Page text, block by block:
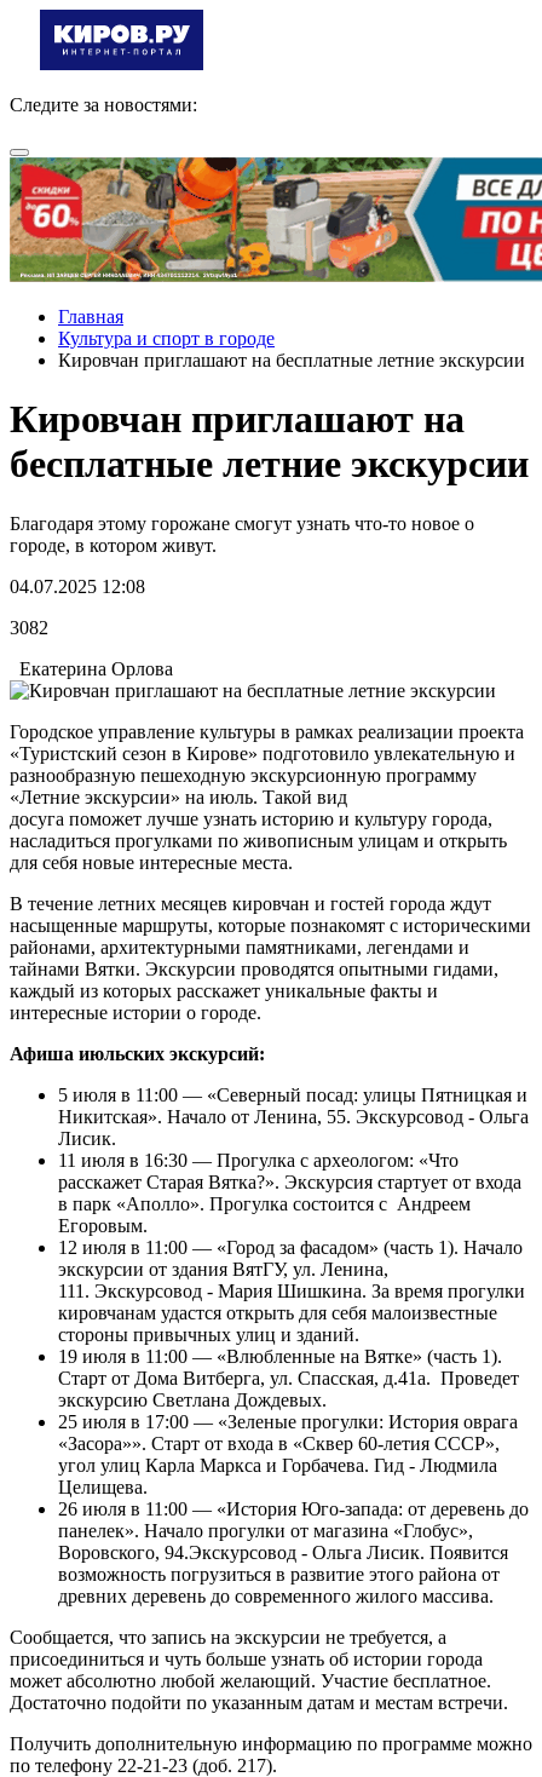
Следите за новостями:
Главная
Культура и спорт в городе
Кировчан приглашают на бесплатные летние экскурсии
Кировчан приглашают на
бесплатные летние экскурсии
Благодаря этому горожане смогут узнать что-то новое о
городе, в котором живут.
04.07.2025 12:08
3082
Екатерина Орлова
Городское управление культуры в рамках реализации проекта
«Туристский сезон в Кирове» подготовило увлекательную и
разнообразную пешеходную экскурсионную программу
«Летние экскурсии» на июль. Такой вид
досуга поможет лучше узнать историю и культуру города,
насладиться прогулками по живописным улицам и открыть
для себя новые интересные места.
В течение летних месяцев кировчан и гостей города ждут
насыщенные маршруты, которые познакомят с историческими
районами, архитектурными памятниками, легендами и
тайнами Вятки. Экскурсии проводятся опытными гидами,
каждый из которых расскажет уникальные факты и
интересные истории о городе.
Афиша июльских экскурсий:
5 июля в 11:00 — «Северный посад: улицы Пятницкая и
Никитская». Начало от Ленина, 55. Экскурсовод - Ольга
Лисик.
11 июля в 16:30 — Прогулка с археологом: «Что
расскажет Старая Вятка?». Экскурсия стартует от входа
в парк «Аполло». Прогулка состоится с Андреем
Егоровым.
12 июля в 11:00 — «Город за фасадом» (часть 1). Начало
экскурсии от здания ВятГУ, ул. Ленина,
111. Экскурсовод - Мария Шишкина. За время прогулки
кировчанам удастся открыть для себя малоизвестные
стороны привычных улиц и зданий.
19 июля в 11:00 — «Влюбленные на Вятке» (часть 1).
Старт от Дома Витберга, ул. Спасская, д.41а. Проведет
экскурсию Светлана Дождевых.
25 июля в 17:00 — «Зеленые прогулки: История оврага
«Засора»». Старт от входа в «Сквер 60-летия СССР»,
угол улиц Карла Маркса и Горбачева. Гид - Людмила
Целищева.
26 июля в 11:00 — «История Юго-запада: от деревень до
панелек». Начало прогулки от магазина «Глобус»,
Воровского, 94.Экскурсовод - Ольга Лисик. Появится
возможность погрузиться в развитие этого района от
древних деревень до современного жилого массива.
Сообщается, что запись на экскурсии не требуется, а
присоединиться и чуть больше узнать об истории города
может абсолютно любой желающий. Участие бесплатное.
Достаточно подойти по указанным датам и местам встречи.
Получить дополнительную информацию по программе можно
по телефону 22-21-23 (доб. 217).